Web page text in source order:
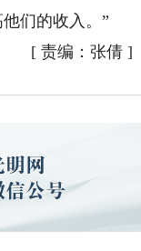
们的收入。”
[ 责编：张倩]